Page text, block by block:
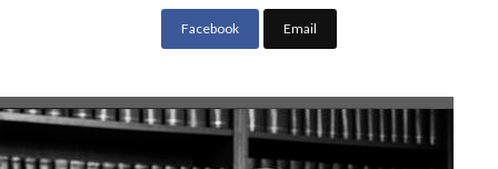
Del dette:
Facebook Email